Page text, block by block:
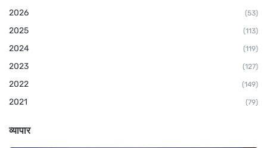
2026 (53)
2025 (113)
2024 (119)
2023 (127)
2022 (149)
2021 (79)
व्यापार